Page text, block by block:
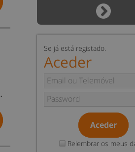
Se já está registado.
Aceder
Aceder
Relembrar os meus